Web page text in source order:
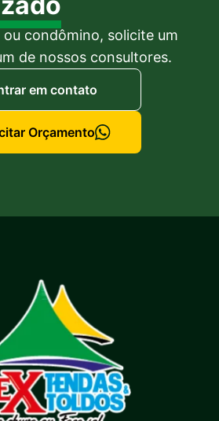
ou condômino, solicite um
de nossos consultores.
em contato
Orçamento